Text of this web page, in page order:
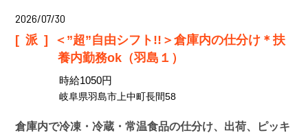
2026/07/30
[派]
＜”超”自由シフト!!＞倉庫内の仕分け＊扶
養内勤務ok（羽島１）
時給1050円
岐阜県羽島市上中町長間58
倉庫内で冷凍・冷蔵・常温食品の仕分け、出荷、ピッキ